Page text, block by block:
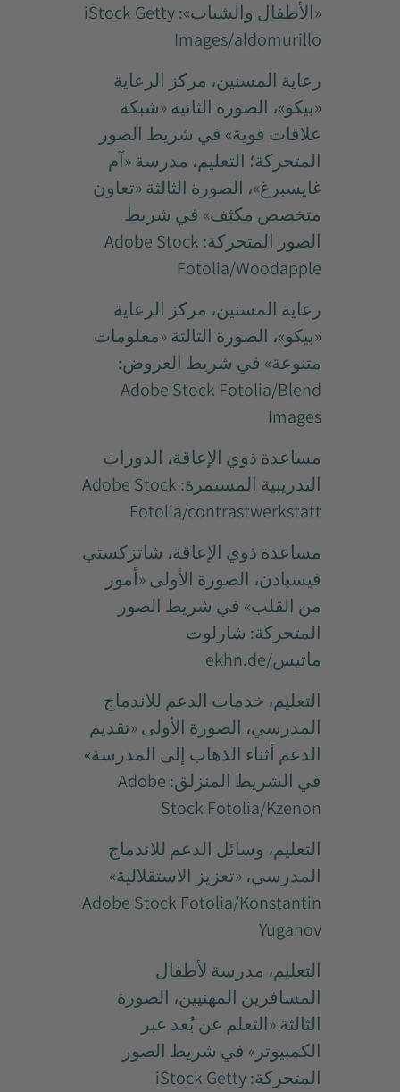
«الأطفال والشباب»: iStock Getty
Images/aldomurillo
رعاية المسنين، مركز الرعاية
«بيكو»، الصورة الثانية «شبكة
علاقات قوية» في شريط الصور
المتحركة؛ التعليم، مدرسة «آم
غايسبرغ»، الصورة الثالثة «تعاون
متخصص مكثف» في شريط
الصور المتحركة: Adobe Stock
Fotolia/Woodapple
رعاية المسنين، مركز الرعاية
«بيكو»، الصورة الثالثة «معلومات
متنوعة» في شريط العروض:
Adobe Stock Fotolia/Blend
Images
مساعدة ذوي الإعاقة، الدورات
التدريبية المستمرة: Adobe Stock
Fotolia/contrastwerkstatt
مساعدة ذوي الإعاقة، شاتزكستي
فيسبادن، الصورة الأولى «أمور
من القلب» في شريط الصور
المتحركة: شارلوت
ماتيس/ekhn.de
التعليم، خدمات الدعم للاندماج
المدرسي، الصورة الأولى «تقديم
الدعم أثناء الذهاب إلى المدرسة»
في الشريط المنزلق: Adobe
Stock Fotolia/Kzenon
التعليم، وسائل الدعم للاندماج
المدرسي، «تعزيز الاستقلالية»
Adobe Stock Fotolia/Konstantin
Yuganov
التعليم، مدرسة لأطفال
المسافرين المهنيين، الصورة
الثالثة «التعلم عن بُعد عبر
الكمبيوتر» في شريط الصور
المتحركة: iStock Getty